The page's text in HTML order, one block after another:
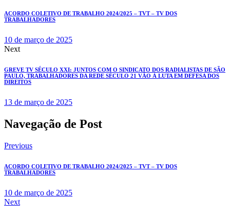
ACORDO COLETIVO DE TRABALHO 2024/2025 – TVT – TV DOS
TRABALHADORES
10 de março de 2025
Next
GREVE TV SÉCULO XXI: JUNTOS COM O SINDICATO DOS RADIALISTAS DE SÃO
PAULO, TRABALHADORES DA REDE SÉCULO 21 VÃO À LUTA EM DEFESA DOS
DIREITOS
13 de março de 2025
Navegação de Post
Previous
ACORDO COLETIVO DE TRABALHO 2024/2025 – TVT – TV DOS
TRABALHADORES
10 de março de 2025
Next